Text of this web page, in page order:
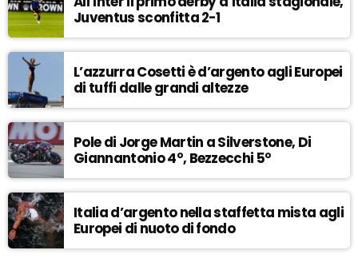
Juventus sconfitta 2-1
L’azzurra Cosetti è d’argento agli Europei
di tuffi dalle grandi altezze
Pole di Jorge Martin a Silverstone, Di
Giannantonio 4°, Bezzecchi 5°
Italia d’argento nella staffetta mista agli
Europei di nuoto di fondo